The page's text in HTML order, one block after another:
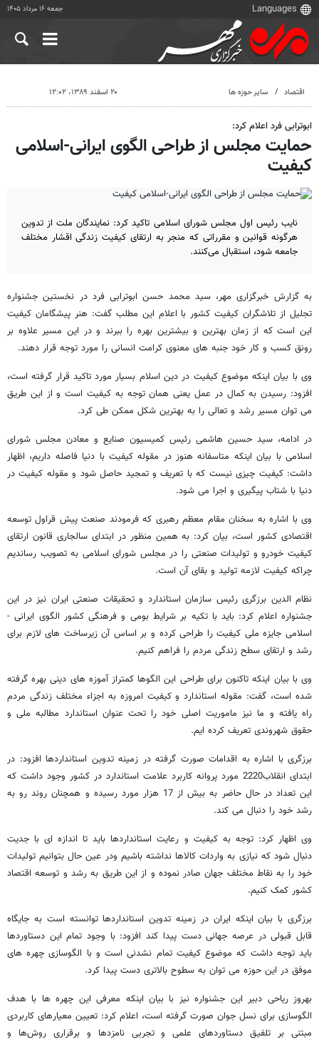
جمعه ۱۶ مرداد ۱۴۰۵
اقتصاد سایر حوزه ها ۲۰ اسفند ۱۳۸۹، ۱۲:۰۲
ابوترابی فرد اعلام کرد:
حمایت مجلس از طراحی الگوی ایرانی-اسلامی
کیفیت
نایب رئیس اول مجلس شورای اسلامی تاکید کرد: نمایندگان ملت از تدوین
هرگونه قوانین و مقرراتی که منجر به ارتقای کیفیت زندگی اقشار مختلف
جامعه شود، استقبال می‌کنند.
به گزارش خبرگزاری مهر، سید محمد حسن ابوترابی فرد در نخستین جشنواره
تجلیل از تلاشگران کیفیت کشور با اعلام این مطلب گفت: هنر پیشگامان کیفیت
این است که از زمان بهترین و بیشترین بهره را ببرند و در این مسیر علاوه بر
رونق کسب و کار خود جنبه های معنوی کرامت انسانی را مورد توجه قرار دهند.
وی با بیان اینکه موضوع کیفیت در دین اسلام بسیار مورد تاکید قرار گرفته است،
افزود: رسیدن به کمال در عمل یعنی همان توجه به کیفیت است و از این طریق
می توان مسیر رشد و تعالی را به بهترین شکل ممکن طی کرد.
در ادامه، سید حسین هاشمی رئیس کمیسیون صنایع و معادن مجلس شورای
اسلامی با بیان اینکه متاسفانه هنوز در مقوله کیفیت با دنیا فاصله داریم، اظهار
داشت: کیفیت چیزی نیست که با تعریف و تمجید حاصل شود و مقوله کیفیت در
دنیا با شتاب پیگیری و اجرا می شود.
وی با اشاره به سخنان مقام معظم رهبری که فرمودند صنعت پیش قراول توسعه
اقتصادی کشور است، بیان کرد: به همین منظور در ابتدای سالجاری قانون ارتقای
کیفیت خودرو و تولیدات صنعتی را در مجلس شورای اسلامی به تصویب رساندیم
چراکه کیفیت لازمه تولید و بقای آن است.
نظام الدین برزگری رئیس سازمان استاندارد و تحقیقات صنعتی ایران نیز در این
جشنواره اعلام کرد: باید با تکیه بر شرایط بومی و فرهنگی کشور الگوی ایرانی -
اسلامی جایزه ملی کیفیت را طراحی کرده و بر اساس آن زیرساخت های لازم برای
رشد و ارتقای سطح زندگی مردم را فراهم کنیم.
وی با بیان اینکه تاکنون برای طراحی این الگوها کمتراز آموزه های دینی بهره گرفته
شده است، گفت: مقوله استاندارد و کیفیت امروزه به اجزاء مختلف زندگی مردم
راه یافته و ما نیز ماموریت اصلی خود را تحت عنوان استاندارد مطالبه ملی و
حقوق شهروندی تعریف کرده ایم.
برزگری با اشاره به اقدامات صورت گرفته در زمینه تدوین استانداردها افزود: در
ابتدای انقلاب2220 مورد پروانه کاربرد علامت استاندارد در کشور وجود داشت که
این تعداد در حال حاضر به بیش از 17 هزار مورد رسیده و همچنان روند رو به
رشد خود را دنبال می کند.
وی اظهار کرد: توجه به کیفیت و رعایت استانداردها باید تا اندازه ای با جدیت
دنبال شود که نیازی به واردات کالاها نداشته باشیم ودر عین حال بتوانیم تولیدات
خود را به نقاط مختلف جهان صادر نموده و از این طریق به رشد و توسعه اقتصاد
کشور کمک کنیم.
برزگری با بیان اینکه ایران در زمینه تدوین استانداردها توانسته است به جایگاه
قابل قبولی در عرصه جهانی دست پیدا کند افزود: با وجود تمام این دستاوردها
باید توجه داشت که موضوع کیفیت تمام نشدنی است و با الگوسازی چهره های
موفق در این حوزه می توان به سطوح بالاتری دست پیدا کرد.
بهروز ریاحی دبیر این جشنواره نیز با بیان اینکه معرفی این چهره ها با هدف
الگوسازی برای نسل جوان صورت گرفته است، اعلام کرد: تعیین معیارهای کاربردی
مبتنی بر تلفیق دستاوردهای علمی و تجربی نامزدها و برقراری روش‌ها و